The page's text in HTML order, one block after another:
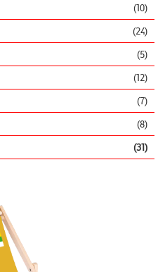
(10)
(24)
(5)
(12)
(7)
(8)
(31)